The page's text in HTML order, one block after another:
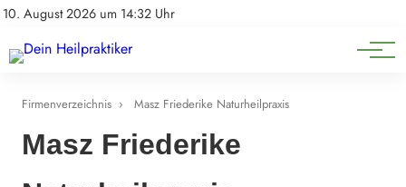
10. August 2026 um 14:32 Uhr
Impressum
Natürliche Medizin
Heilpflanzen & Kräuterkunde
Firmenverzeichnis › Masz Friederike Naturheilpraxis
Masz Friederike